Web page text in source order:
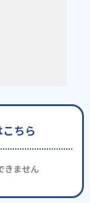
ちら
きません